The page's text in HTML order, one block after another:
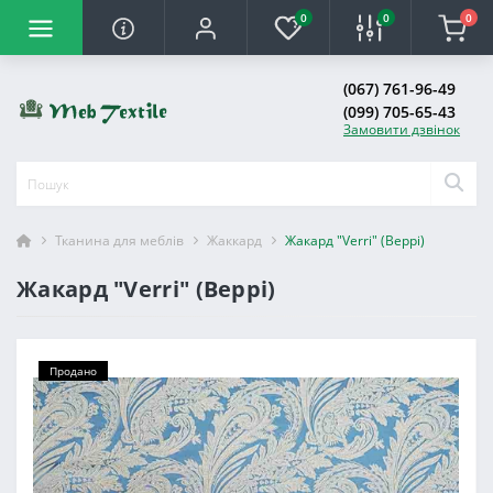
0 0 0
(067) 761-96-49
(099) 705-65-43
Замовити дзвінок
Тканина для меблів Жаккард Жакард "Verri" (Веррі)
Жакард "Verri" (Веррі)
Продано